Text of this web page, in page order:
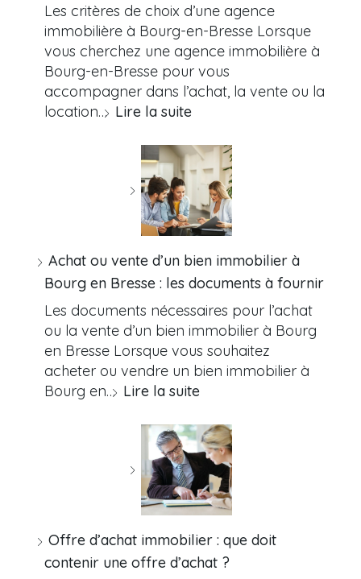
Les critères de choix d’une agence
immobilière à Bourg-en-Bresse Lorsque
vous cherchez une agence immobilière à
Bourg-en-Bresse pour vous
accompagner dans l’achat, la vente ou la
location… Lire la suite
Achat ou vente d’un bien immobilier à
Bourg en Bresse : les documents à fournir
Les documents nécessaires pour l’achat
ou la vente d’un bien immobilier à Bourg
en Bresse Lorsque vous souhaitez
acheter ou vendre un bien immobilier à
Bourg en… Lire la suite
Offre d’achat immobilier : que doit
contenir une offre d’achat ?